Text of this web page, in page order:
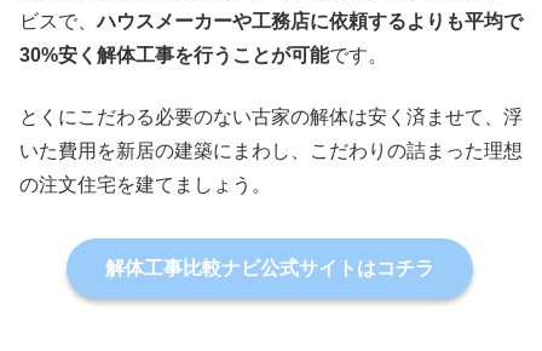
ビスで、ハウスメーカーや工務店に依頼するよりも平均で
30%安く解体工事を行うことが可能です。
とくにこだわる必要のない古家の解体は安く済ませて、浮
いた費用を新居の建築にまわし、こだわりの詰まった理想
の注文住宅を建てましょう。
解体工事比較ナビ公式サイトはコチラ